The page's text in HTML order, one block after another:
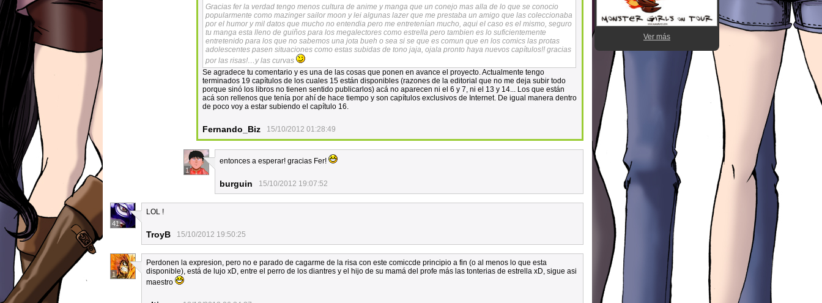
Gracias fer la verdad tengo menos cultura de anime y manga que un conejo mas alla de lo que se conocio
popularmente como mazinger sailor moon y lei algunas lazer que me prestaba un amigo que las coleccionaba
por el humor y mil datos que mucho no entendia pero me entretenían mucho, aqui el caso es el mismo, seguro
tu manga esta lleno de guiños para los megalectores como estrella pero tambien es lo suficientemente
entretenido para los que no sabemos una jota bueh o sea si se que es comun que en los comics las protas
adolescentes pasen situaciones como estas subidas de tono jaja, ojala pronto haya nuevos capítulos!! gracias
por las risas!…y las curvas
Se agradece tu comentario y es una de las cosas que ponen en avance el proyecto. Actualmente tengo
terminados 19 capítulos de los cuales 15 están disponibles (razones de la editorial que no me deja subir todo
porque sinó los libros no tienen sentido publicarlos) acá no aparecen ni el 6 y 7, ni el 13 y 14... Los que están
acá son rellenos que tenía por ahí de hace tiempo y son capítulos exclusivos de Internet. De igual manera dentro
de poco voy a estar subiendo el capítulo 16.
Fernando_Biz 15/10/2012 01:28:49
1
entonces a esperar! gracias Fer!
burguin 15/10/2012 19:07:52
41
LOL !
TroyB 15/10/2012 19:50:25
1
Perdonen la expresion, pero no e parado de cagarme de la risa con este comiccde principio a fin (o al menos lo que esta
disponible), está de lujo xD, entre el perro de los diantres y el hijo de su mamá del profe más las tonterias de estrella xD, sigue asi
maestro
Ver más